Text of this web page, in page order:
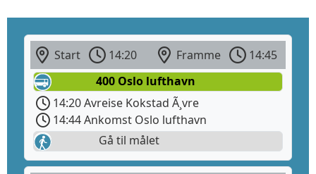
Start 14:20 Framme
14:45
400 Oslo lufthavn
14:20 Avreise Kokstad Ã¸vre
14:44 Ankomst Oslo lufthavn
Gå til målet